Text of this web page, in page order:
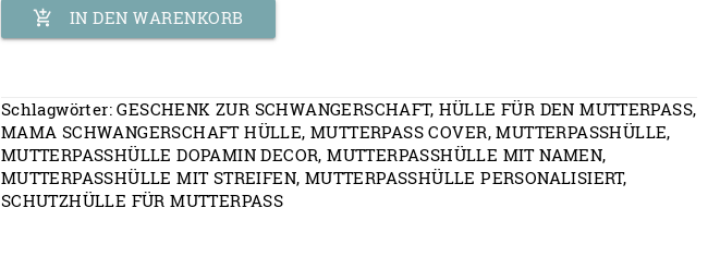
add_shopping_cart IN DEN WARENKORB
Schlagwörter:GESCHENK ZUR SCHWANGERSCHAFT, HÜLLE FÜR DEN MUTTERPASS,
MAMA SCHWANGERSCHAFT HÜLLE,MUTTERPASS COVER,MUTTERPASSHÜLLE,
MUTTERPASSHÜLLE DOPAMIN DECOR,MUTTERPASSHÜLLE MIT NAMEN,
MUTTERPASSHÜLLE MIT STREIFEN, MUTTERPASSHÜLLE PERSONALISIERT,
SCHUTZHÜLLE FÜR MUTTERPASS